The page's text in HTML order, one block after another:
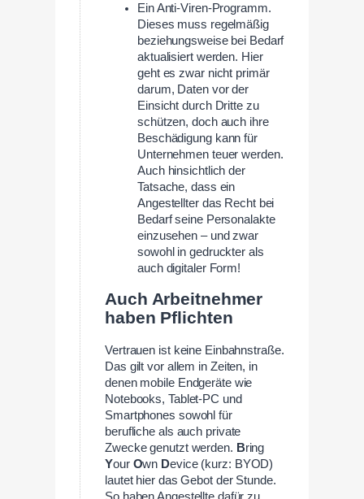
Ein Anti-Viren-Programm.
Dieses muss regelmäßig
beziehungsweise bei Bedarf
aktualisiert werden. Hier
geht es zwar nicht primär
darum, Daten vor der
Einsicht durch Dritte zu
schützen, doch auch ihre
Beschädigung kann für
Unternehmen teuer werden.
Auch hinsichtlich der
Tatsache, dass ein
Angestellter das Recht bei
Bedarf seine Personalakte
einzusehen – und zwar
sowohl in gedruckter als
auch digitaler Form!
Auch Arbeitnehmer
haben Pflichten
Vertrauen ist keine Einbahnstraße.
Das gilt vor allem in Zeiten, in
denen mobile Endgeräte wie
Notebooks, Tablet-PC und
Smartphones sowohl für
berufliche als auch private
Zwecke genutzt werden. Bring
Your Own Device (kurz: BYOD)
lautet hier das Gebot der Stunde.